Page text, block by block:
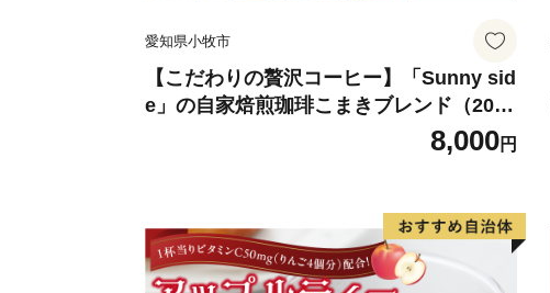
愛知県小牧市
【こだわりの贅沢コーヒー】「Sunny sid
e」の自家焙煎珈琲こまきブレンド（200
8,000円